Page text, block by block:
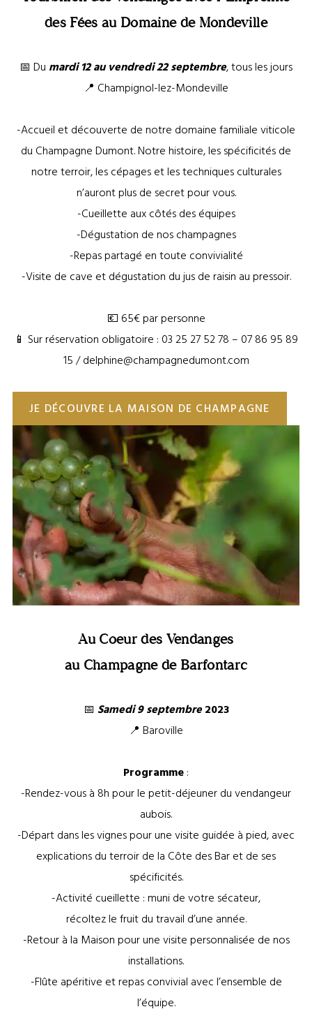
des Fées au Domaine de Mondeville
📅 Du mardi 12 au vendredi 22 septembre, tous les jours
📍 Champignol-lez-Mondeville
-Accueil et découverte de notre domaine familiale viticole
du Champagne Dumont. Notre histoire, les spécificités de
notre terroir, les cépages et les techniques culturales
n’auront plus de secret pour vous.
-Cueillette aux côtés des équipes
-Dégustation de nos champagnes
-Repas partagé en toute convivialité
-Visite de cave et dégustation du jus de raisin au pressoir.
💶 65€ par personne
📱 Sur réservation obligatoire : 03 25 27 52 78 – 07 86 95 89
15 / delphine@champagnedumont.com
JE DÉCOUVRE LA MAISON DE CHAMPAGNE
Au Coeur des Vendanges
au Champagne de Barfontarc
📅 Samedi 9 septembre 2023
📍 Baroville
Programme:
-Rendez-vous à 8h pour le petit-déjeuner du vendangeur
aubois.
-Départ dans les vignes pour une visite guidée à pied, avec
explications du terroir de la Côte des Bar et de ses
spécificités.
-Activité cueillette : muni de votre sécateur,
récoltez le fruit du travail d’une année.
-Retour à la Maison pour une visite personnalisée de nos
installations.
-Flûte apéritive et repas convivial avec l’ensemble de
l’équipe.